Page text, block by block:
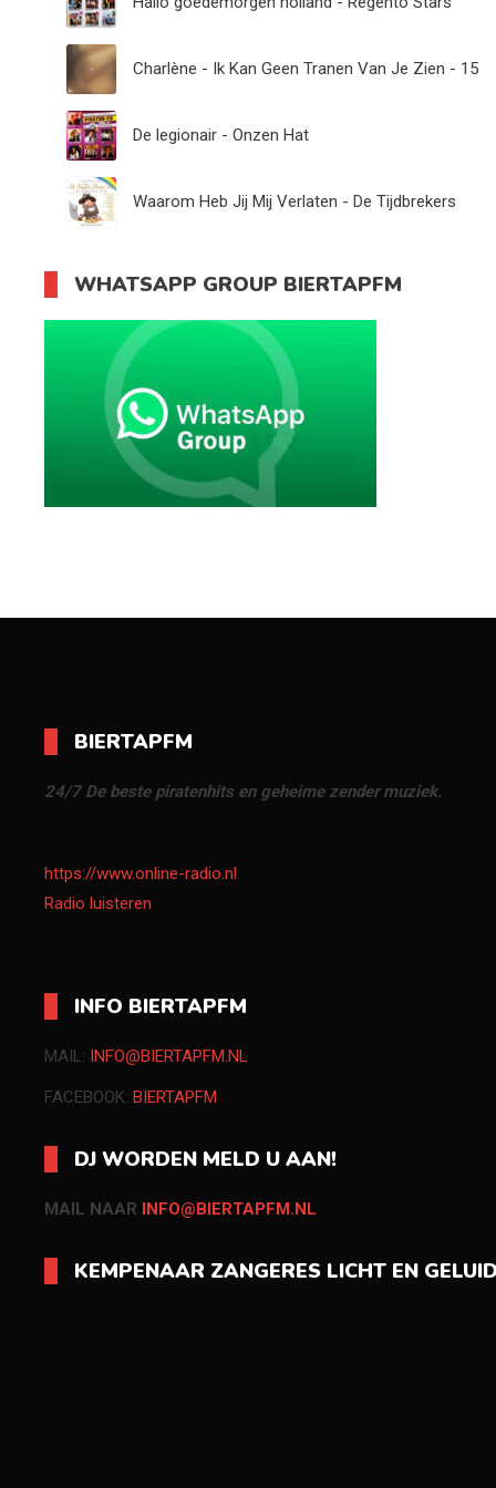
Charlène - Ik Kan Geen Tranen Van Je Zien - 15
De legionair - Onzen Hat
Waarom Heb Jij Mij Verlaten - De Tijdbrekers
WHATSAPP GROUP BIERTAPFM
BIERTAPFM
24/7 De beste piratenhits en geheime zender muziek.
https://www.online-radio.nl
Radio luisteren
INFO BIERTAPFM
MAIL: INFO@BIERTAPFM.NL
FACEBOOK: BIERTAPFM
DJ WORDEN MELD U AAN!
MAIL NAAR INFO@BIERTAPFM.NL
KEMPENAAR ZANGERES LICHT EN